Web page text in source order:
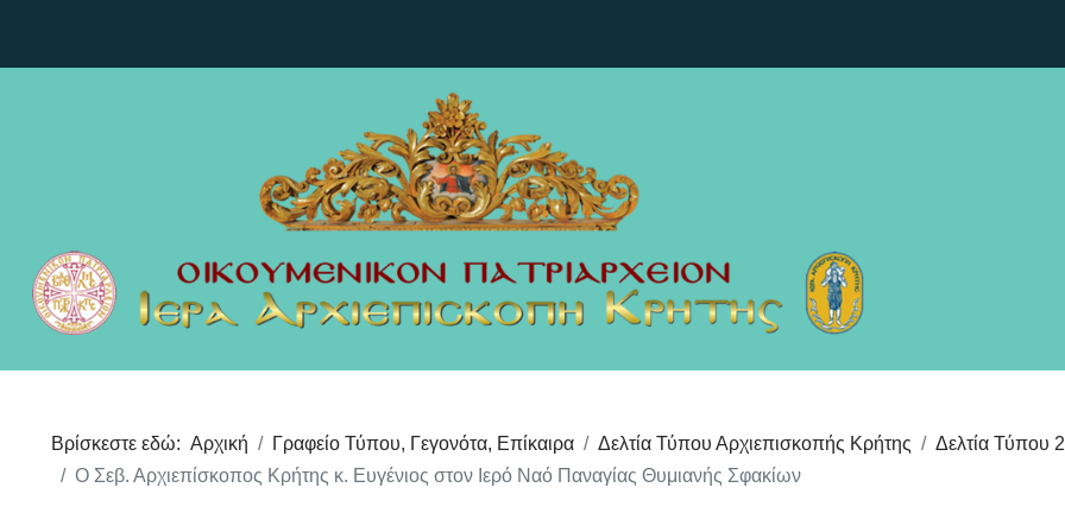
Βρίσκεστε εδώ: Αρχική Γραφείο Τύπου, Γεγονότα, Επίκαιρα Δελτία Τύπου Αρχιεπισκοπής Κρήτης
Δελτία Τύπου
Ο Σεβ. Αρχιεπίσκοπος Κρήτης κ. Ευγένιος στον Ιερό Ναό Παναγίας Θυμιανής Σφακίων